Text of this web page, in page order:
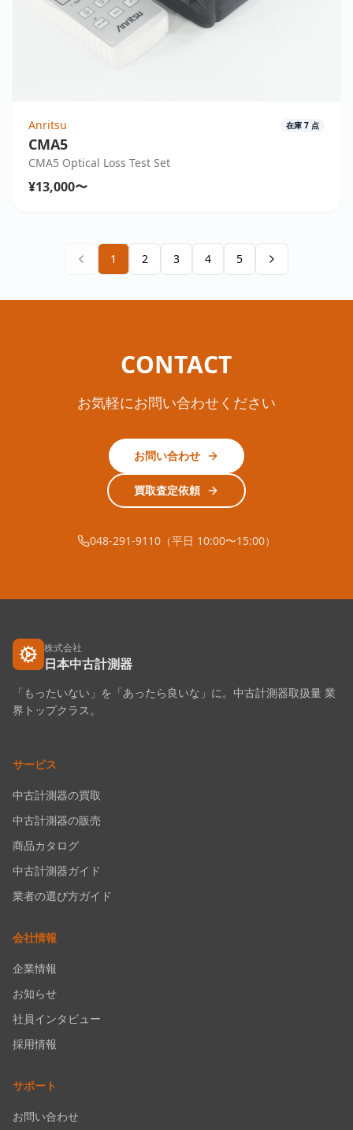
Anritsu 在庫 7 点
CMA5
CMA5 Optical Loss Test Set
¥13,000〜
1 2 3 4 5
CONTACT
お気軽にお問い合わせください
お問い合わせ
買取査定依頼
048-291-9110（平日 10:00〜15:00）
株式会社
日本中古計測器
「もったいない」を「あったら良いな」に。中古計測器取扱量 業
界トップクラス。
サービス
中古計測器の買取
中古計測器の販売
商品カタログ
中古計測器ガイド
業者の選び方ガイド
会社情報
企業情報
お知らせ
社員インタビュー
採用情報
サポート
お問い合わせ